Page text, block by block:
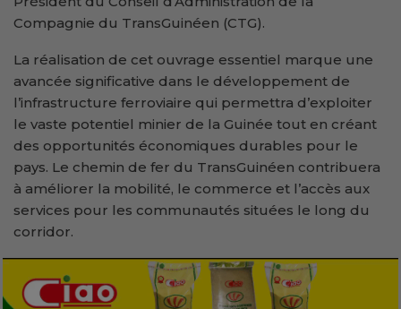
Compagnie du TransGuinéen (CTG).
La réalisation de cet ouvrage essentiel marque une
avancée significative dans le développement de
l’infrastructure ferroviaire qui permettra d’exploiter
le vaste potentiel minier de la Guinée tout en créant
des opportunités économiques durables pour le
pays. Le chemin de fer du TransGuinéen contribuera
à améliorer la mobilité, le commerce et l’accès aux
services pour les communautés situées le long du
corridor.